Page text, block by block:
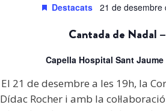
Destacats 21 de desembre
Cantada de Nadal
Capella Hospital Sant Jaume
El 21 de desembre a les 19h, la
Dídac Rocher i amb la